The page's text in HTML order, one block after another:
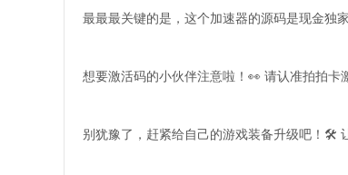
最最最关键的是，这个加速器的源码是现金
想要激活码的小伙伴注意啦！👀 请认准拍拍
别犹豫了，赶紧给自己的游戏装备升级吧！🛠️